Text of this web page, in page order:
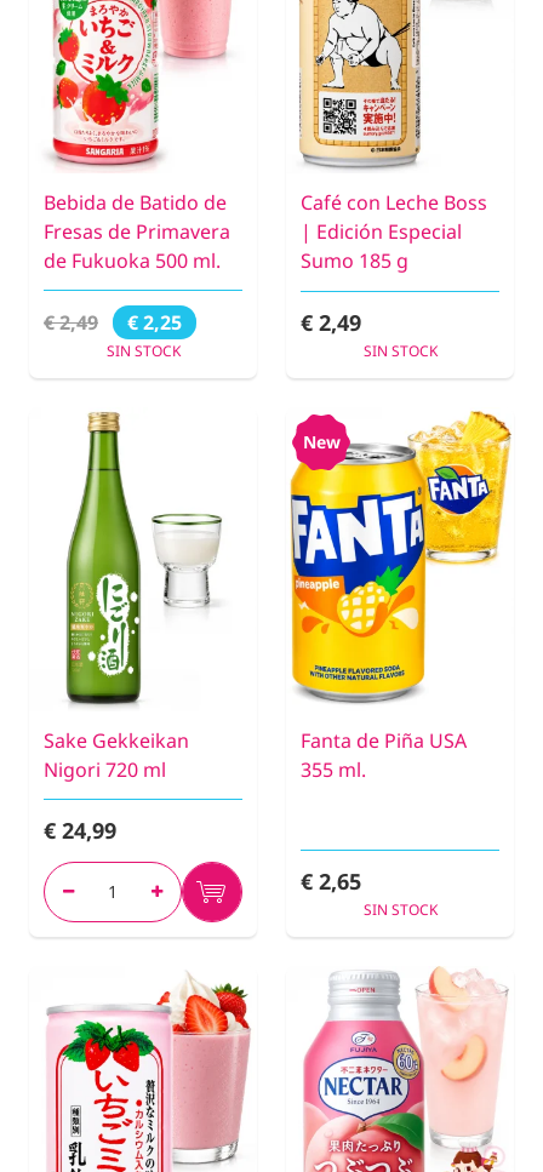
Bebida de Batido de
Fresas de Primavera
de Fukuoka 500 ml.
€ 2,49 € 2,25
SIN STOCK
Café con Leche Boss
| Edición Especial
Sumo 185 g
€ 2,49
SIN STOCK
Sake Gekkeikan
Nigori 720 ml
€ 24,99
New
Fanta de Piña USA
355 ml.
€ 2,65
SIN STOCK